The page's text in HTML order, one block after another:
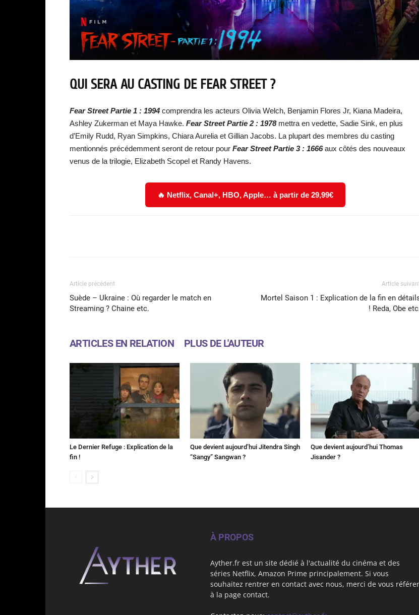
QUI SERA AU CASTING DE FEAR STREET ?
Fear Street Partie 1 : 1994 comprendra les acteurs Olivia Welch, Benjamin Flores Jr, Kiana Madeira,
Ashley Zukerman et Maya Hawke. Fear Street Partie 2 : 1978mettra en vedette, Sadie Sink, en plus
d’Emily Rudd, Ryan Simpkins, Chiara Aurelia et Gillian Jacobs. La plupart des membres du casting
mentionnés précédemment seront de retour pour Fear Street Partie 3 : 1666aux côtés des nouveaux
venus de la trilogie, Elizabeth Scopel et Randy Havens.
🔥 Netflix, Canal+, HBO, Apple… à partir de 29,99€
Article précédent
Suède – Ukraine : Où regarder le match en
Streaming ? Chaine etc.
Article
Mortel Saison 1 : Explication de la fin en
! Reda, Obe
ARTICLES EN RELATION PLUS DE L'AUTEUR
Le Dernier Refuge : Explication de la
fin !
Que devient aujourd’hui Jitendra Singh
“Sangy” Sangwan ?
Que devient aujourd’hui Thomas
Jisander ?
À PROPOS
Ayther.fr est un site dédié à l'actualité du cinéma et des
séries Netflix, Amazon Prime principalement. Si vous
souhaitez rentrer en contact avec nous, merci de vous référer
à la page contact.